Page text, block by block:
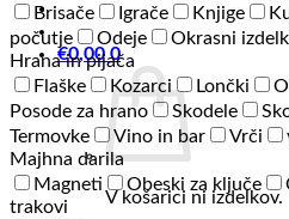
€0,00 0
V košarici ni izdelkov.
Brisače
Igrače Knjige
počutje
Odeje Okrasni
Hrana in pijača
Flaške
Kozarci Lončki
Posode za hrano
Skodele
Termovke
Vino in bar Vrči
Majhna darila
Magneti
Obeski za ključe
trakovi